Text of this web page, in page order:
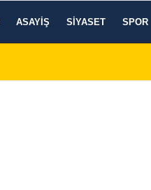
ASAYIŞ SIYASET SPOR